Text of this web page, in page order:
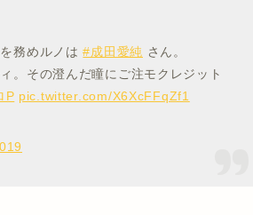
務めルノは#成田愛純 さん。
。その澄んだ瞳にご注モクレジット
P pic.twitter.com/X6XcFFqZf1